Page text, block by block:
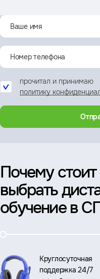
прочитал и принимаю
политику
Почему стоит
выбрать
обучение в
Круглосуточная
поддержка 24/7